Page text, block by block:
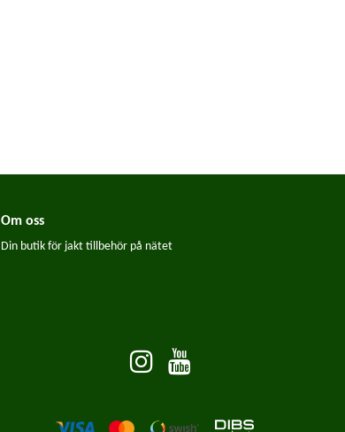
Om oss
Din butik för jakt tillbehör på nätet